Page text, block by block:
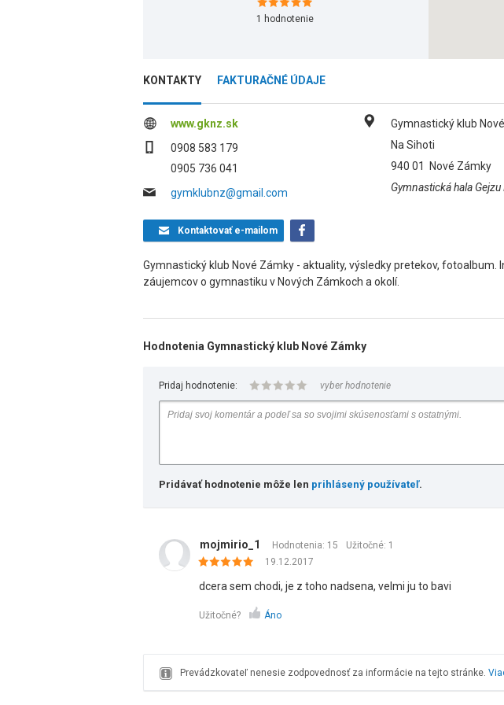
1 hodnotenie
KONTAKTY FAKTURAČNÉ ÚDAJE
www.gknz.sk
0908 583 179
0905 736 041
gymklubnz@gmail.com
Gymnastický klub
Na Sihoti
940 01
Nové Zámky
Gymnastická hala
Kontaktovaťe-mailom
Gymnastický klub Nové Zámky - aktuality, výsledky pretekov, fotoalbum.
záujemcov o gymnastiku v Nových Zámkoch a okolí.
Hodnotenia Gymnastický klub Nové Zámky
Pridaj hodnotenie: vyber hodnotenie
Pridávať hodnotenie môže len prihlásený používateľ.
mojmirio_1 Hodnotenia: 15 Užitočné: 1
19.12.2017
dcera sem chodi, je z toho nadsena, velmi ju to bavi
Užitočné? Áno
Prevádzkovateľ nenesie zodpovednosť za informácie na tejto stránke.